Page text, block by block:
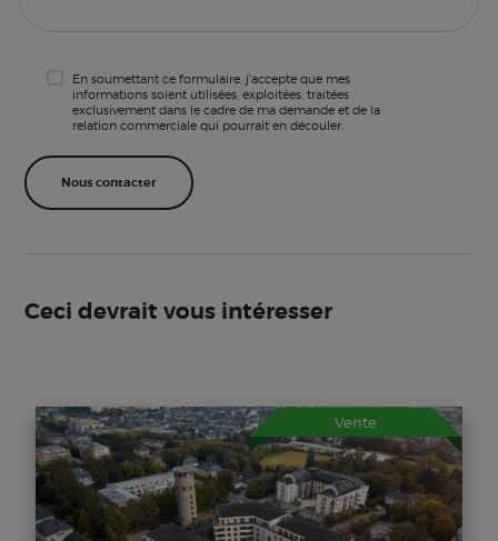
En soumettant ce formulaire, j'accepte que mes
informations soient utilisées, exploitées, traitées
exclusivement dans le cadre de ma demande et de la
relation commerciale qui pourrait en découler.
Ceci devrait vous intéresser
Vente